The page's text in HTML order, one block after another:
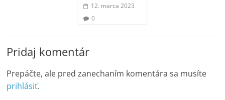
12. marca 2023
0
Pridaj komentár
Prepáčte, ale pred zanechaním komentára sa musíte
prihlásiť.